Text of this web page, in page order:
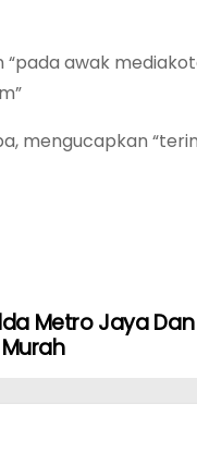
“pada awak
mengucapkan
Metro Jaya Dan